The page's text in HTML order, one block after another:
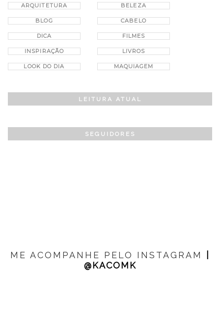
ARQUITETURA
BELEZA
BLOG CABELO
DICA FILMES
INSPIRAÇÃO LIVROS
LOOK DO DIA MAQUIAGEM
LEITURA ATUAL
SEGUIDORES
ME ACOMPANHE PELO INSTAGRAM
@KACOMK